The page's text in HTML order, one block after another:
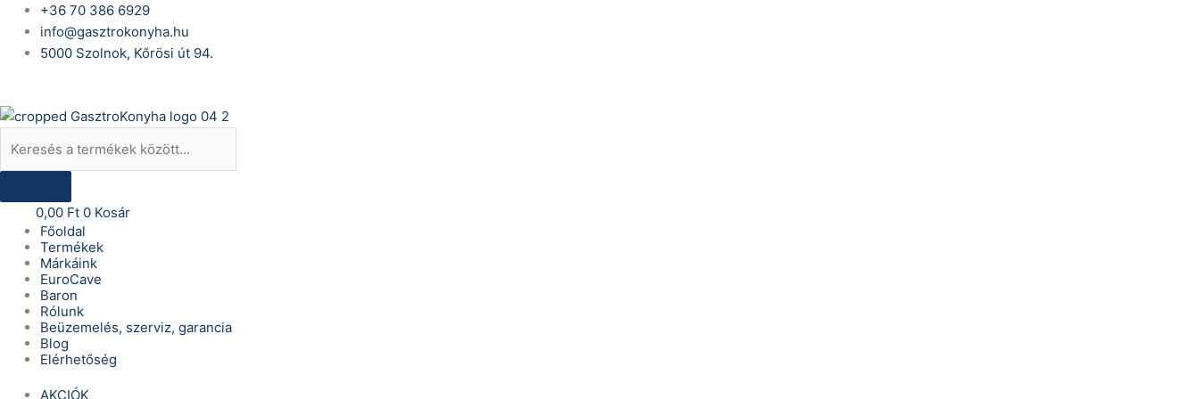
Skip
content
+36 70 386 6929
info@gasztrokonyha.hu
5000 Szolnok, Kőrösi út 94.
Products
search
0,00 Ft 0 Kosár
Főoldal
Termékek
Márkáink
EuroCave
Baron
Rólunk
Beüzemelés, szerviz, garancia
Blog
Elérhetőség
AKCIÓK